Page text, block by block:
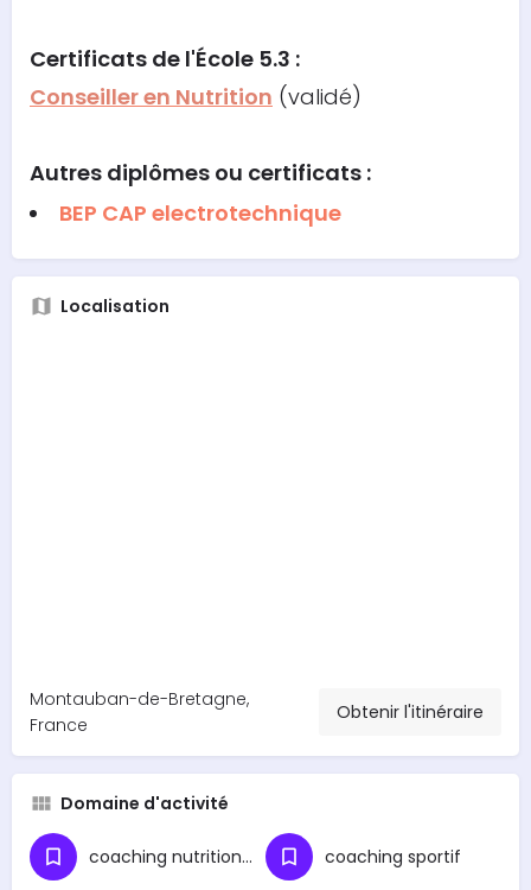
Certificats de l'École 5.3 :
Conseiller en Nutrition (validé)
Autres diplômes ou certificats :
BEP CAP electrotechnique
Localisation
Montauban-de-Bretagne,
France
Obtenir l'itinéraire
Domaine d'activité
coaching nutritionnel coaching sportif